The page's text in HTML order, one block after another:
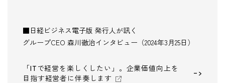
■日経ビジネス電子版 発行人が訊く
グループCEO 森川徹治インタビュー（2024年3月25日）
「ITで経営を楽しくしたい」。企業価値向上を
目指す経営者に伴奏します